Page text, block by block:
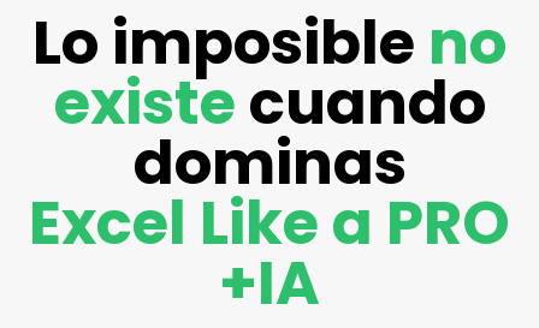
Lo imposible no
existecuando
dominas
Excel Like a PRO
+IA